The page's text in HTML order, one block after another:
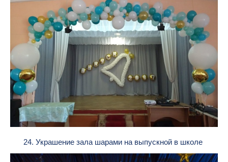
24. Украшение зала шарами на выпускной в школе